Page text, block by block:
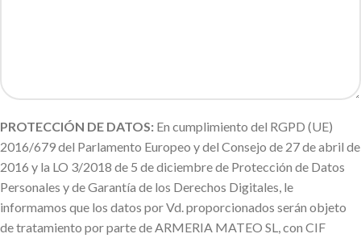
PROTECCIÓN DE DATOS: En cumplimiento del RGPD (UE)
2016/679 del Parlamento Europeo y del Consejo de 27 de abril de
2016 y la LO 3/2018 de 5 de diciembre de Protección de Datos
Personales y de Garantía de los Derechos Digitales, le
informamos que los datos por Vd. proporcionados serán objeto
de tratamiento por parte de ARMERIA MATEO SL, con CIF